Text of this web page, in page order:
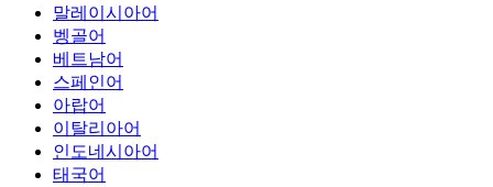
말레이시아어
벵골어
베트남어
스페인어
아랍어
이탈리아어
인도네시아어
태국어